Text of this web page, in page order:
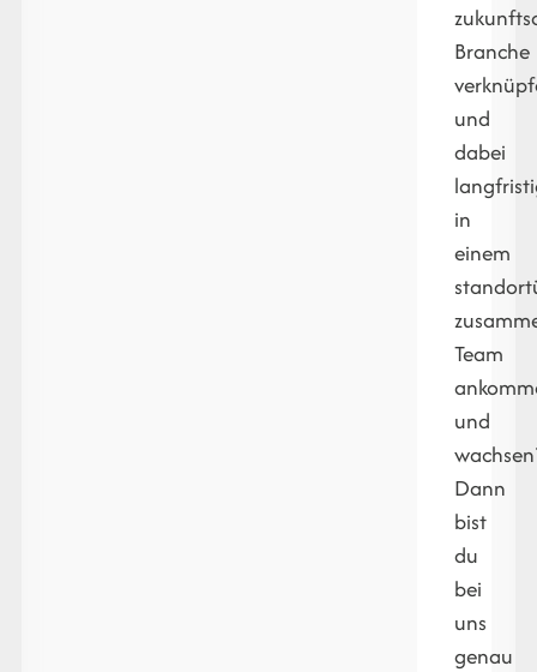
Branche
und
dabei
in
einem
Team
und
Dann
bist
du
bei
uns
genau